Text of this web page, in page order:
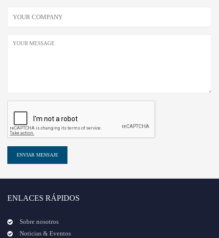
ENVIAR MENSAJE
ENLACES RÁPIDOS
Sobre nosotros
Noticias & Eventos